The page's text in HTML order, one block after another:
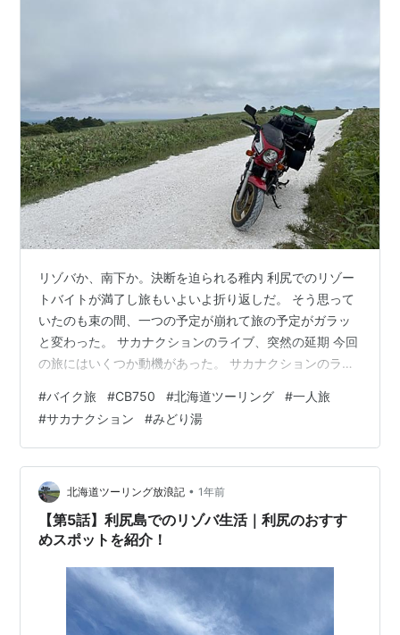
リゾバか、南下か。決断を迫られる稚内 利尻でのリゾー
トバイトが満了し旅もいよいよ折り返しだ。 そう思って
いたのも束の間、一つの予定が崩れて旅の予定がガラッ
と変わった。 サカナクションのライブ、突然の延期 今回
の旅にはいくつか動機があった。 サカナクションのライ
月先だったから、 その間に１か月リゾバしてそのお金を
使って２週間で北海道を一周しよう ━━━━そんな流れを想
定していた。 でも予想外のことが起きた。 ボーカルの山
口一郎さんが体調不良で、ライブが延期に。 その情報を
知ったのは、利尻を離れて稚内に戻ってからだった。 も
う少し早く知っていれば…
#バイク旅 #CB750 #北海道ツーリング #一人旅
#サカナクション #みどり湯
北海道ツーリング放浪記 • 1年前
【第5話】利尻島でのリゾバ生活｜利尻のおすす
めスポットを紹介！